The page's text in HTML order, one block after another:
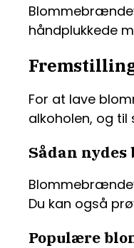
håndplukkede
For at lave
alkoholen, og
Sådan
Du kan også
Populære